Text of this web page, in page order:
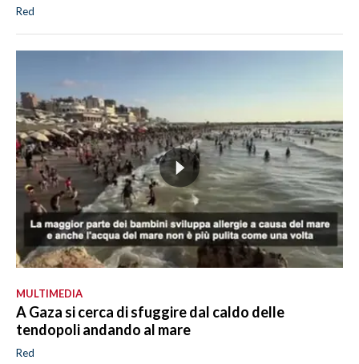
Red
MULTIMEDIA
A Gaza si cerca di sfuggire dal caldo delle
tendopoli andando al mare
Red